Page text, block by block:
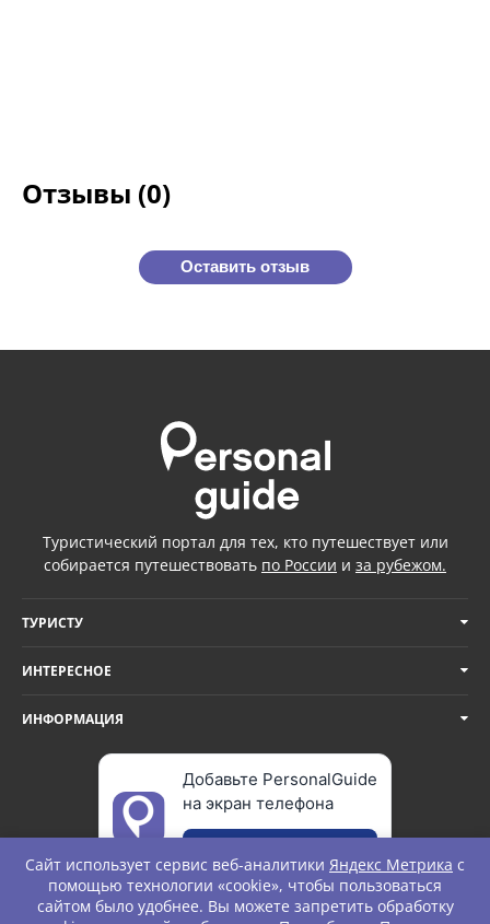
Отзывы (0)
Оставить отзыв
Туристический портал для тех, кто путешествует или
собирается путешествовать по России и за рубежом.
ТУРИСТУ
ИНТЕРЕСНОЕ
ИНФОРМАЦИЯ
Добавьте PersonalGuide
на экран телефона
Сайт использует сервис веб-аналитики Яндекс Метрика с
помощью технологии «cookie», чтобы пользоваться
сайтом было удобнее. Вы можете запретить обработку